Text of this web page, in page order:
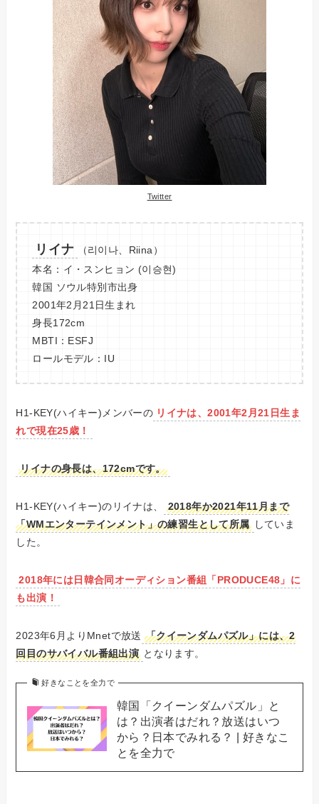
Twitter
リイナ
（리이나、Riina）
本名：イ・スンヒョン (이승현)
韓国 ソウル特別市出身
2001年2月21日生まれ
身長172cm
MBTI：ESFJ
ロールモデル：IU
H1-KEY(ハイキー)メンバーの リイナは、2001年2月21日生ま
れで現在25歳！
リイナの身長は、172cmです。
H1-KEY(ハイキー)のリイナは、
2018年か2021年11月まで
「WMエンターテインメント」の練習生として所属
していま
した。
2018年には日韓合同オーディション番組「PRODUCE48」に
も出演！
2023年6月よりMnetで放送 「クイーンダムパズル」には、2
回目のサバイバル番組出演 となります。
好きなことを全力で
韓国「クイーンダムパズル」と
は？出演者はだれ？放送はいつ
から？日本でみれる？ | 好きなこ
とを全力で